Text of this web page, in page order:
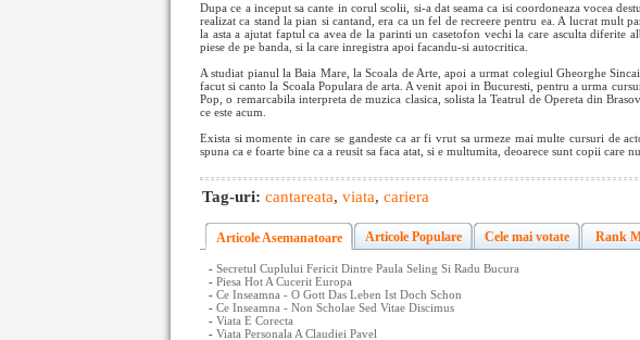
Dupa ce a inceput sa cante in corul scolii, si-a dat seama ca isi coordoneaza vocea
realizat ca stand la pian si cantand, era ca un fel de recreere pentru ea. A lucrat mult
la asta a ajutat faptul ca avea de la parinti un casetofon vechi la care asculta diferite
piese de pe banda, si la care inregistra apoi facandu-si autocritica.
A studiat pianul la Baia Mare, la Scoala de Arte, apoi a urmat colegiul Gheorghe
facut si canto la Scoala Populara de arta. A venit apoi in Bucuresti, pentru a urma
Pop, o remarcabila interpreta de muzica clasica, solista la Teatrul de Opereta din
ce este acum.
Exista si momente in care se gandeste ca ar fi vrut sa urmeze mai multe cursuri de
spuna ca e foarte bine ca a reusit sa faca atat, si e multumita, deoarece sunt copii care nu
Tag-uri: cantareata, viata, cariera
Articole Asemanatoare Articole Populare Cele mai votate Rank
- Secretul Cuplului Fericit Dintre Paula Seling Si Radu Bucura
- Piesa Hot A Cucerit Europa
- Ce Inseamna - O Gott Das Leben Ist Doch Schon
- Ce Inseamna - Non Scholae Sed Vitae Discimus
- Viata E Corecta
- Viata Personala A Claudiei Pavel